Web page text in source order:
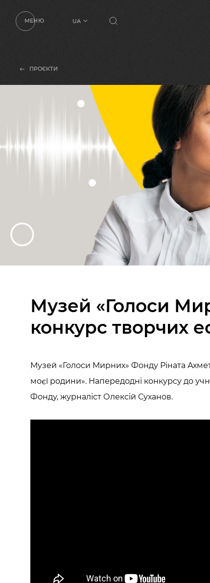
МЕНЮ
UA
ПРОЄКТИ
Музей «Голоси
конкурс творчих
Музей «Голоси Мирних» Фонду Ріната
моєї родини». Напередодні конкурсу до
Фонду, журналіст Олексій Суханов.